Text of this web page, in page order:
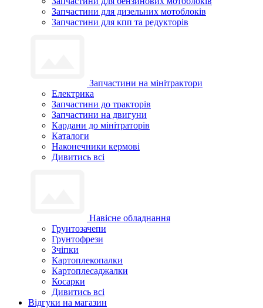
Запчастини для дизельних мотоблоків
Запчастини для кпп та редукторів
Запчастини на мінітрактори
Електрика
Запчастини до тракторів
Запчастини на двигуни
Кардани до мінітраторів
Каталоги
Наконечники кермові
Дивитись всі
Навісне обладнання
Грунтозачепи
Грунтофрези
Зчіпки
Картоплекопалки
Картоплесаджалки
Косарки
Дивитись всі
Відгуки на магазин